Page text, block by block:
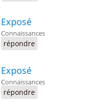
Exposé
Connaissances
répondre
Exposé
Connaissances
répondre